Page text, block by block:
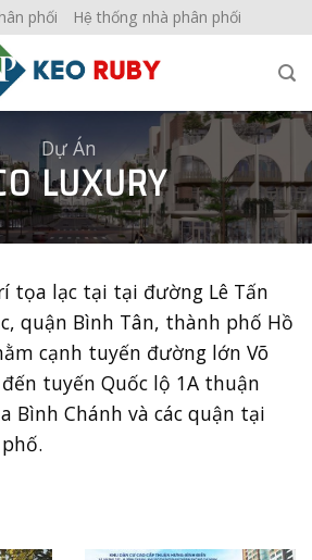
phối Hệ thống nhà phân phối
Dự Án
LUXURY
tọa lạc tại tại đường Lê Tấn
quận Bình Tân, thành phố Hồ
cạnh tuyến đường lớn Võ
tuyến Quốc lộ 1A thuận
Bình Chánh và các quận tại